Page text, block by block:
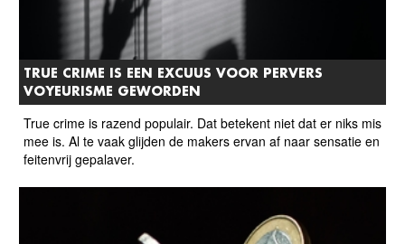
TRUE CRIME IS EEN EXCUUS VOOR PERVERS
VOYEURISME GEWORDEN
True crime is razend populair. Dat betekent niet dat er niks mis
mee is. Al te vaak glijden de makers ervan af naar sensatie en
feitenvrij gepalaver.